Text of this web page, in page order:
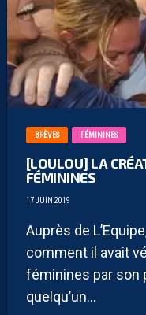
BRÈVES FÉMININES
[LOULOU] LA
FÉMININES
17 JUIN 2019
Auprès de
comment il avait
féminines par son
quelqu’un...